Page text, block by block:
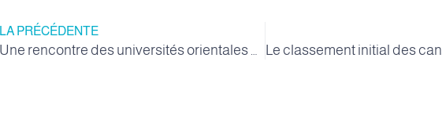
LA PRÉCÉDENTE